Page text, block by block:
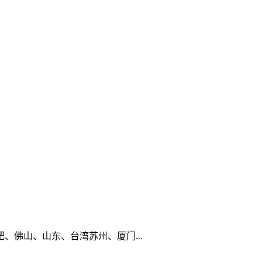
佛山、山东、台湾苏州、厦门...